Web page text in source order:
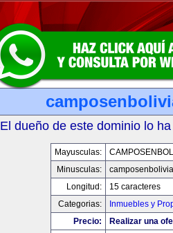
El dueño de este dominio lo
Mayusculas:
Minusculas:
Longitud:
15 caracteres
Categorias:
Inmuebles y
Precio:
Realizar una